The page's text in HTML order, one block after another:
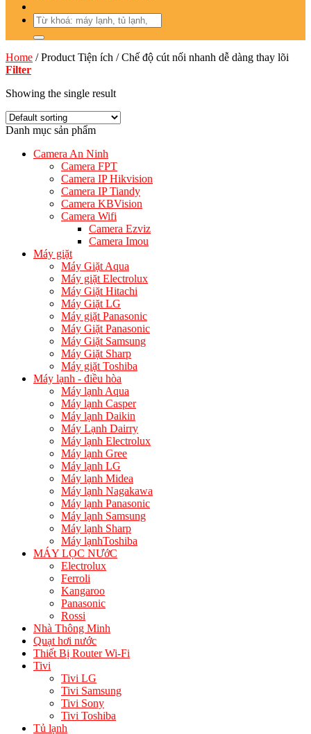
Search
for:
Home /Product Tiện ích /Chế độ cút nối nhanh dễ dàng thay lõi
Filter
Showing the single result
Danh mục sản phẩm
Camera An Ninh
Camera FPT
Camera IP Hikvision
Camera IP Tiandy
Camera KBVision
Camera Wifi
Camera Ezviz
Camera Imou
Máy giặt
Máy Giặt Aqua
Máy giặt Electrolux
Máy Giặt Hitachi
Máy Giặt LG
Máy giặt Panasonic
Máy Giặt Panasonic
Máy Giặt Samsung
Máy Giặt Sharp
Máy giặt Toshiba
Máy lạnh - điều hòa
Máy lạnh Aqua
Máy lạnh Casper
Máy lạnh Daikin
Máy Lạnh Dairry
Máy lạnh Electrolux
Máy lạnh Gree
Máy lạnh LG
Máy lạnh Midea
Máy lạnh Nagakawa
Máy lạnh Panasonic
Máy lạnh Samsung
Máy lạnh Sharp
Máy lạnhToshiba
MÁY LỌC NƯớC
Electrolux
Ferroli
Kangaroo
Panasonic
Rossi
Nhà Thông Minh
Quạt hơi nước
Thiết Bị Router Wi-Fi
Tivi
Tivi LG
Tivi Samsung
Tivi Sony
Tivi Toshiba
Tủ lạnh